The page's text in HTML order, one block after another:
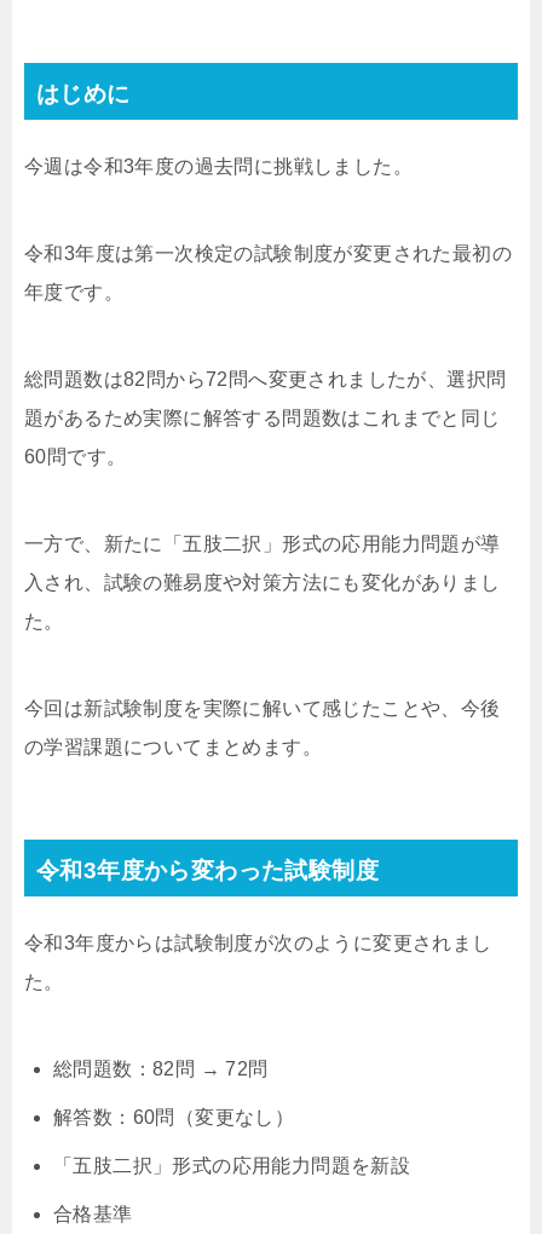
はじめに
今週は令和3年度の過去問に挑戦しました。
令和3年度は第一次検定の試験制度が変更された最初の
年度です。
総問題数は82問から72問へ変更されましたが、選択問
題があるため実際に解答する問題数はこれまでと同じ
60問です。
一方で、新たに「五肢二択」形式の応用能力問題が導
入され、試験の難易度や対策方法にも変化がありまし
た。
今回は新試験制度を実際に解いて感じたことや、今後
の学習課題についてまとめます。
令和3年度から変わった試験制度
令和3年度からは試験制度が次のように変更されまし
た。
総問題数：82問 → 72問
解答数：60問（変更なし）
「五肢二択」形式の応用能力問題を新設
合格基準